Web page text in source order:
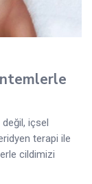
içsel
terapi ile
cildimizi